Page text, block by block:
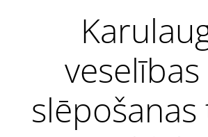
slēpošanas